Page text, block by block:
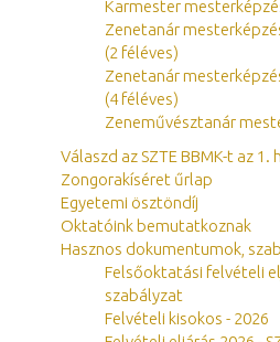
Karmester
Zenetanár
(2 féléves)
Zenetanár
(4 féléves)
Zeneművésztanár
Válaszd az SZTE BBMK-t az 1.
Zongorakíséret űrlap
Egyetemi ösztöndíj
Oktatóink bemutatkoznak
Hasznos dokumentumok,
Felsőoktatási felvételi
szabályzat
Felvételi kisokos - 2026